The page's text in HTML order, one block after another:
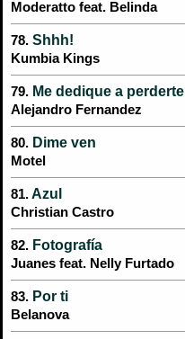
Moderatto feat. Belinda
78. Shhh!
Kumbia Kings
79. Me dedique a perderte
Alejandro Fernandez
80. Dime ven
Motel
81.Azul
Christian Castro
82. Fotografía
Juanes feat. Nelly Furtado
83. Por ti
Belanova